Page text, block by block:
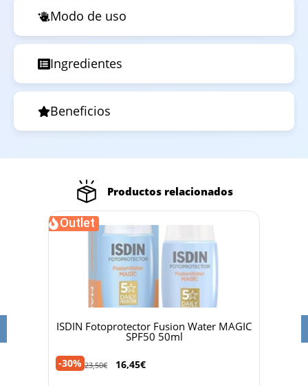
Modo de uso
Ingredientes
Beneficios
Productos relacionados
Outlet
ISDIN Fotoprotector Fusion Water MAGIC
SPF50 50ml
-30% 23,50€ 16,45€